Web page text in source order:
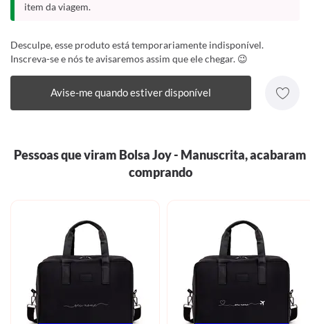
item da viagem.
Desculpe, esse produto está temporariamente indisponível.
Inscreva-se e nós te avisaremos assim que ele chegar. 😉
Avise-me quando estiver disponível
Pessoas que viram Bolsa Joy - Manuscrita, acabaram
comprando